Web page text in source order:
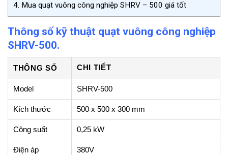
4. Mua quạt vuông công nghiệp SHRV – 500 giá tốt
Thông số kỹ thuật quạt vuông công nghiệp
SHRV-500.
THÔNG SỐ CHI TIẾT
Model SHRV-500
Kích thước 500 x 500 x 300 mm
Công suất 0,25 kW
Điện áp 380V